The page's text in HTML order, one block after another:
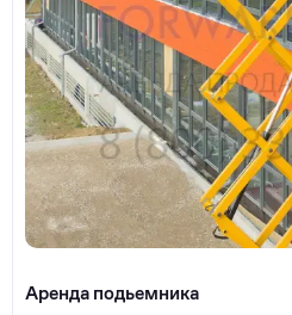
Аренда подьемника